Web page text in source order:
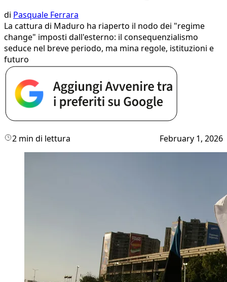
di Pasquale Ferrara
La cattura di Maduro ha riaperto il nodo dei "regime
change" imposti dall'esterno: il consequenzialismo
seduce nel breve periodo, ma mina regole, istituzioni e
futuro
2 min di lettura February 1, 2026